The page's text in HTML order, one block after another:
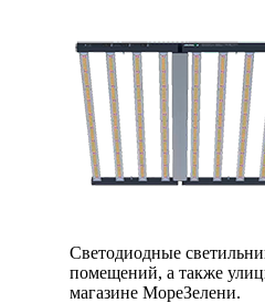
Светодиодные
помещений, а также
магазине МореЗелени.